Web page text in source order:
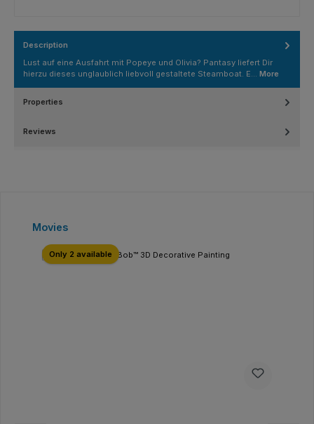
Description
Lust auf eine Ausfahrt mit Popeye und Olivia? Pantasy liefert Dir
hierzu dieses unglaublich liebvoll gestaltete Steamboat. E… More
Properties
Reviews
Skip product gallery
Movies
Only 2 available